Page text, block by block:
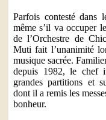
Parfois contesté dans
même s’il va occuper
de l’Orchestre de
Muti fait l’unanimité
musique sacrée.
depuis 1982, le chef
grandes partitions et
dont il a remis les
bonheur.